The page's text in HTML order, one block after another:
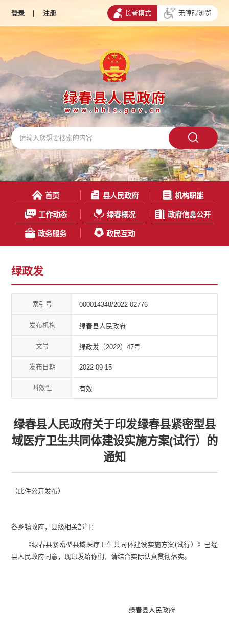
登录 | 注册 长者模式 无障碍浏览
首页 县人民政府 机构职能
工作动态 绿春概况 政府信息公开
政务服务 政民互动
绿政发
索引号 000014348/2022-02776
发布机构 绿春县人民政府
文号 绿政发〔2022〕47号
发布日期 2022-09-15
时效性 有效
绿春县人民政府关于印发绿春县紧密型县
域医疗卫生共同体建设实施方案(试行）的
通知
（此件公开发布）
各乡镇政府，县级相关部门：
《绿春县紧密型县域医疗卫生共同体建设实施方案(试行） 》已经
县人民政府同意，现印发给你们，请结合实际认真贯彻落实。
绿春县人民政府